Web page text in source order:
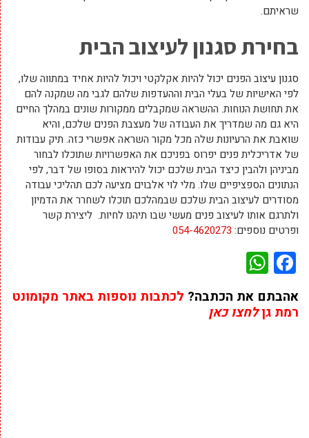
שראיתם.
בחירת סגנון לעיצוב הבית
סגנון עיצוב הפנים יכול להיות אקלקטי ויכול להיות אחיד במתווה שלו,
לפי האישיות של בעלי הבית וההעדפות שלהם לגבי מה שמקנה להם
את תחושת הנוחות. ההשראה שמקבלים ממקורות שונים במהלך החיים
היא גם מה שמדריך את העבודה של מעצבת הפנים שלכם, והיא
שואבת את הרעיונות שלה מכל מקור השראה אפשרי כזה. תיק עבודות
של אדריכלית פנים יפרוס בפניכם את האפשרויות שתוכלו לבחור
מביניהן ולהבין כיצד הבית שלכם יכול להיראות בסופו של דבר, לפי
הנתונים הספציפיים שלו. מלי לוי אלבוים מציעה לכם תהליכי עבודה
מסודרים לעיצוב הבית שלכם שבמהלכם תוכלו לשחרר את הדמיון
ולתרגם אותו לעיצוב פנים מעשי שבו תיהנו לחיות. ליצירת קשר
ופרטים נוספים: 054-4620273
Facebook
אהבתם את הכתבה? לכתבות נוספות באתר מקומונט
רמת גןלחצו כאן